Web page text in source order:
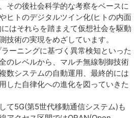
その後社会科学的な考察をベースに
ヒトのデジタルツイン化(ヒトの内面
はそれらを踏まえて仮想社会を駆動
技術の実現をめざしています。
ーニングに基づく異常検知といった
のレベルから、マルチ無線制御技術
数システムの自動運用、最終的には
した自律化への進化を図っていきた
て5G(第5世代移動通信システム)も